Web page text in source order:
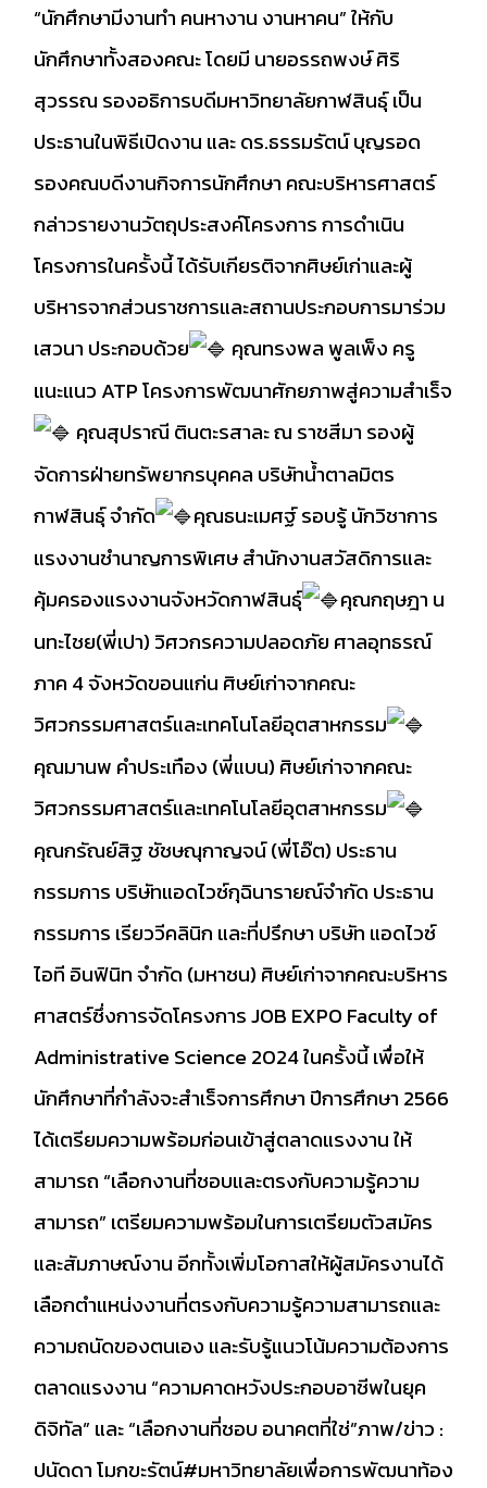
“นักศึกษามีงานทำ คนหางาน งานหาคน” ให้กับ
นักศึกษาทั้งสองคณะ โดยมี นายอรรถพงษ์ ศิริ
สุวรรณ รองอธิการบดีมหาวิทยาลัยกาฬสินธุ์ เป็น
ประธานในพิธีเปิดงาน และ ดร.ธรรมรัตน์ บุญรอด
รองคณบดีงานกิจการนักศึกษา คณะบริหารศาสตร์
กล่าวรายงานวัตถุประสงค์โครงการ การดำเนิน
โครงการในครั้งนี้ ได้รับเกียรติจากศิษย์เก่าและผู้
บริหารจากส่วนราชการและสถานประกอบการมาร่วม
เสวนา ประกอบด้วย
คุณทรงพล พูลเพ็ง ครู
แนะแนว ATP โครงการพัฒนาศักยภาพสู่ความสำเร็จ
คุณสุปราณี ตินตะรสาละ ณ ราชสีมา รองผู้
จัดการฝ่ายทรัพยากรบุคคล บริษัทน้ำตาลมิตร
กาฬสินธุ์ จำกัด
คุณธนะเมศฐ์ รอบรู้ นักวิชาการ
แรงงานชำนาญการพิเศษ สำนักงานสวัสดิการและ
คุ้มครองแรงงานจังหวัดกาฬสินธุ์
คุณกฤษฎา น
นทะไชย(พี่เปา) วิศวกรความปลอดภัย ศาลอุทธรณ์
ภาค 4 จังหวัดขอนแก่น ศิษย์เก่าจากคณะ
วิศวกรรมศาสตร์และเทคโนโลยีอุตสาหกรรม
คุณมานพ คำประเทือง (พี่แบน) ศิษย์เก่าจากคณะ
วิศวกรรมศาสตร์และเทคโนโลยีอุตสาหกรรม
คุณกรัณย์สิฐ ชัชษณุกาญจน์ (พี่โอ๊ต) ประธาน
กรรมการ บริษัทแอดไวซ์กุฉินารายณ์จำกัด ประธาน
กรรมการ เรียววีคลินิก และที่ปรึกษา บริษัท แอดไวซ์
ไอที อินฟินิท จำกัด (มหาชน) ศิษย์เก่าจากคณะบริหาร
ศาสตร์ซึ่งการจัดโครงการ JOB EXPO Faculty of
Administrative Science 2024 ในครั้งนี้ เพื่อให้
นักศึกษาที่กำลังจะสำเร็จการศึกษา ปีการศึกษา 2566
ได้เตรียมความพร้อมก่อนเข้าสู่ตลาดแรงงาน ให้
สามารถ “เลือกงานที่ชอบและตรงกับความรู้ความ
สามารถ” เตรียมความพร้อมในการเตรียมตัวสมัคร
และสัมภาษณ์งาน อีกทั้งเพิ่มโอกาสให้ผู้สมัครงานได้
เลือกตำแหน่งงานที่ตรงกับความรู้ความสามารถและ
ความถนัดของตนเอง และรับรู้แนวโน้มความต้องการ
ตลาดแรงงาน “ความคาดหวังประกอบอาชีพในยุค
ดิจิทัล” และ “เลือกงานที่ชอบ อนาคตที่ใช่”ภาพ/ข่าว :
ปนัดดา โมกขะรัตน์#มหาวิทยาลัยเพื่อการพัฒนาท้อง